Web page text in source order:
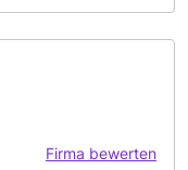
Firma bewerten